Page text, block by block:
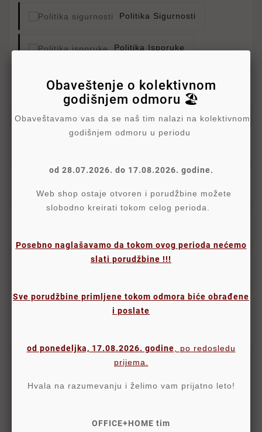
Politika Sigurnosti
Politika Isporuke
Politika Povraćaja
Komentari proizvoda
karton prešpan: 280 g/m2
PROIZVOD SU TAKOĐE KUPILI:
Obaveštenje o kolektivnom
godišnjem odmoru 🏖️
Obaveštavamo vas da se naš tim nalazi na kolektivnom
godišnjem odmoru u periodu
od 28.07.2026. do 17.08.2026. godine.
Web shop ostaje otvoren i porudžbine možete
slobodno kreirati tokom celog perioda.
Posebno naglašavamo da tokom ovog perioda nećemo
slati porudžbine !!!
Sve porudžbine primljene tokom odmora biće obrađene
i poslate
od ponedeljka, 17.08.2026. godine , po redosledu
prijema.
Hvala na razumevanju i želimo vam prijatno leto!
OFFICE+HOME tim